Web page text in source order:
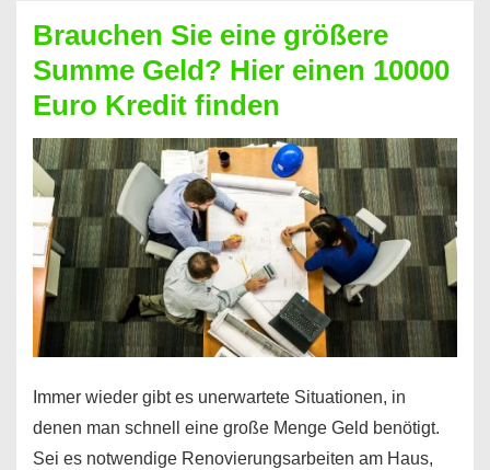
Geht
das
überhaupt?
Na
klar!
Brauchen Sie eine größere
Summe Geld? Hier einen 10000
Euro Kredit finden
Immer wieder gibt es unerwartete Situationen, in
denen man schnell eine große Menge Geld benötigt.
Sei es notwendige Renovierungsarbeiten am Haus,